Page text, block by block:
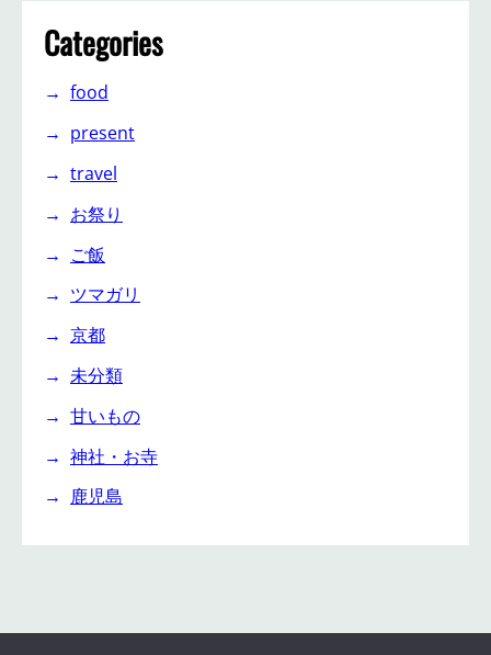
Categories
food
present
travel
お祭り
ご飯
ツマガリ
京都
未分類
甘いもの
神社・お寺
鹿児島